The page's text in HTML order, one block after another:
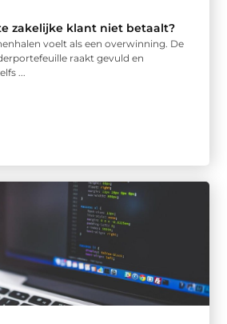
zakelijke klant niet betaalt?
voelt als een overwinning. De
raakt gevuld en
...